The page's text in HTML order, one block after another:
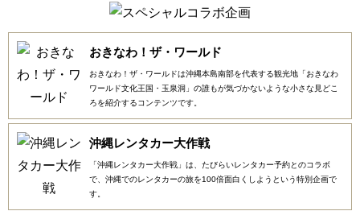
おきなわ！ザ・ワールド
おきなわ！ザ・ワールドは沖縄本島南部を代表する観光地「おきなわ
ワールド文化王国・玉泉洞」の誰もが気づかないような小さな見どこ
ろを紹介するコンテンツです。
沖縄レンタカー大作戦
「沖縄レンタカー大作戦」は、たびらいレンタカー予約とのコラボ
で、沖縄でのレンタカーの旅を100倍面白くしようという特別企画で
す。